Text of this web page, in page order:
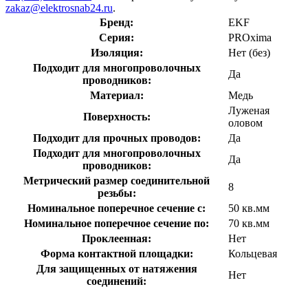
zakaz@elektrosnab24.ru.
Бренд:
EKF
Серия:
PROxima
Изоляция:
Нет (без)
Подходит для многопроволочных
проводников:
Да
Материал:
Медь
Поверхность:
Луженая
оловом
Подходит для прочных проводов:
Да
Подходит для многопроволочных
проводников:
Да
Метрический размер соединительной
резьбы:
8
Номинальное поперечное сечение с:
50 кв.мм
Номинальное поперечное сечение по:
70 кв.мм
Проклеенная:
Нет
Форма контактной площадки:
Кольцевая
Для защищенных от натяжения
соединений:
Нет